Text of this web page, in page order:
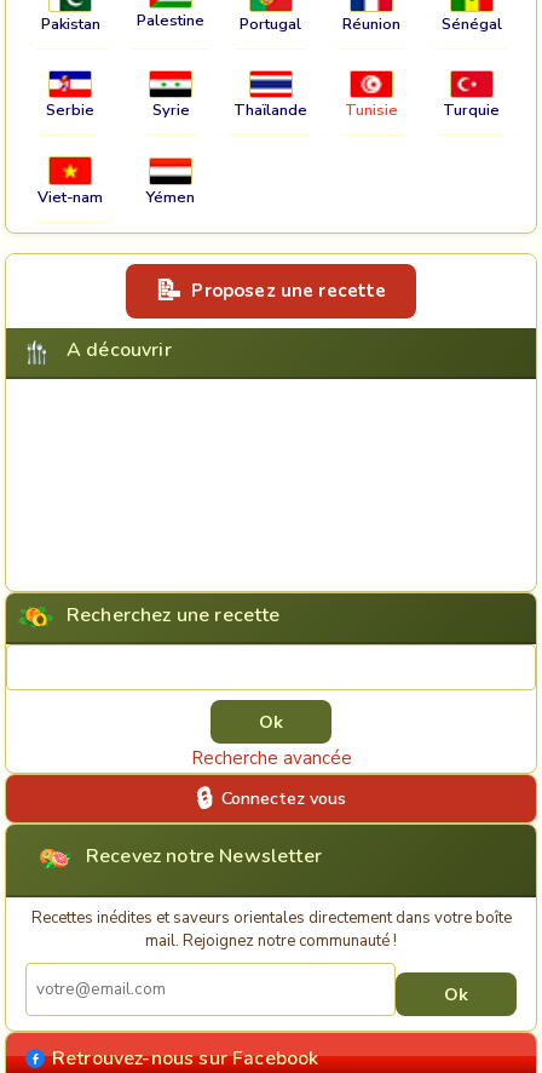
Pakistan Palestine Portugal Réunion Sénégal
Serbie Syrie Thaïlande Tunisie Turquie
Viet-nam Yémen
Proposez une recette
A découvrir
Recherchez une recette
Recherche avancée
Connectez vous
Recevez notre Newsletter
Recettes inédites et saveurs orientales directement dans votre boîte
mail. Rejoignez notre communauté !
Retrouvez-nous sur Facebook